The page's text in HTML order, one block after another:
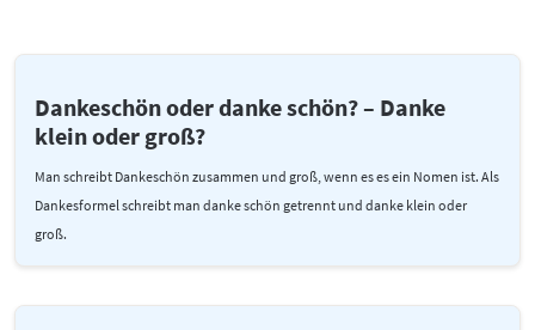
Dankeschön oder danke schön? – Danke
klein oder groß?
Man schreibt Dankeschön zusammen und groß, wenn es es ein Nomen ist. Als
Dankesformel schreibt man danke schön getrennt und danke klein oder
groß.